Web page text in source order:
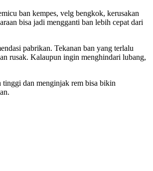
ban kempes, velg bengkok, kerusakan
bisa jadi mengganti ban lebih cepat dari
pabrikan. Tekanan ban yang terlalu
rusak. Kalaupun ingin menghindari lubang,
tinggi dan menginjak rem bisa bikin